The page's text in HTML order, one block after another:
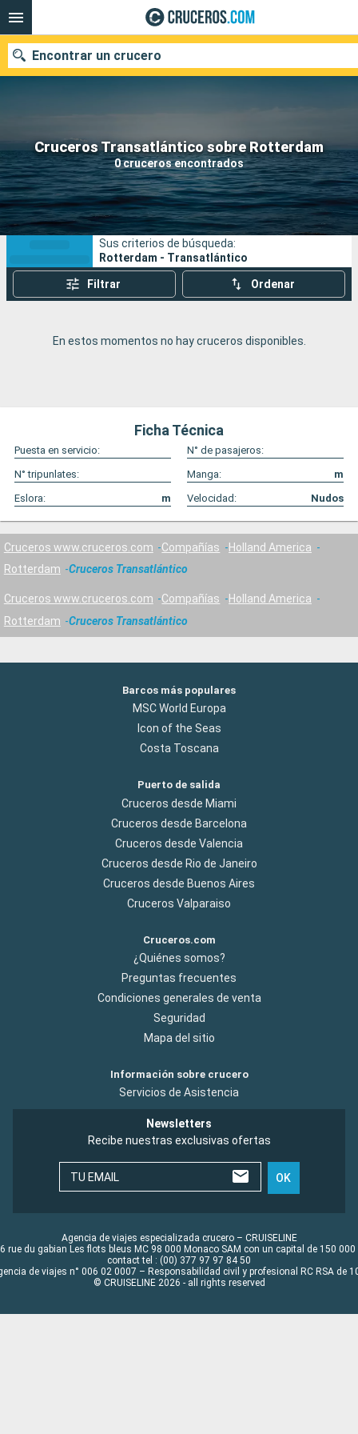
Cruceros Transatlántico sobre Rotterdam
0 cruceros encontrados
Encontrar un crucero
Nuestros destinos
Fecha de salida
Puertos Compañías
Buscar
Sus criterios de búsqueda:
Rotterdam - Transatlántico
Filtrar Ordenar
En estos momentos no hay cruceros disponibles.
Ficha Técnica
Puesta en servicio:
N° de pasajeros:
N° tripunlates:
Manga:
m
Eslora:
m Velocidad: Nudos
Cruceros www.cruceros.com Compañías
Holland America
Rotterdam
Cruceros Transatlántico
Cruceros www.cruceros.com Compañías
Holland America
Rotterdam
Cruceros Transatlántico
Barcos más populares
MSC World Europa
Icon of the Seas
Costa Toscana
Puerto de salida
Cruceros desde Miami
Cruceros desde Barcelona
Cruceros desde Valencia
Cruceros desde Rio de Janeiro
Cruceros desde Buenos Aires
Cruceros Valparaiso
Cruceros.com
¿Quiénes somos?
Preguntas frecuentes
Condiciones generales de venta
Seguridad
Mapa del sitio
Información sobre crucero
Servicios de Asistencia
Newsletters
Recibe nuestras exclusivas ofertas
TU EMAIL OK
Agencia de viajes especializada crucero – CRUISELINE
rue du gabian Les flots bleus MC 98 000 Monaco SAM con un capital de 150 000
contact tel : (00) 377 97 97 84 50
de viajes n° 006 02 0007 – Responsabilidad civil y profesional RC RSA de
© CRUISELINE 2026 - all rights reserved